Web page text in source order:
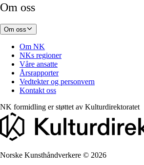
Om oss
Om oss
Om NK
NKs regioner
Våre ansatte
Årsrapporter
Vedtekter og personvern
Kontakt oss
NK formidling er støttet av Kulturdirektoratet
Norske Kunsthåndverkere © 2026